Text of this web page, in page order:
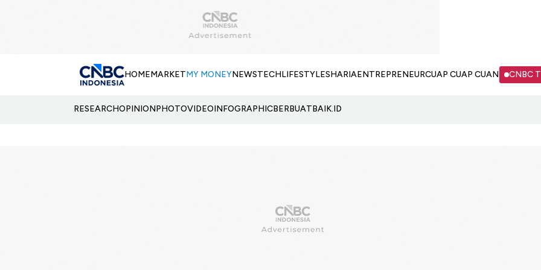
HOMEMARKETMY MONEYNEWSTECHLIFESTYLESHARIAENTREPRENEURCUAP CUAP CUAN CNBC
RESEARCHOPINIONPHOTOVIDEOINFOGRAPHICBERBUATBAIK.ID